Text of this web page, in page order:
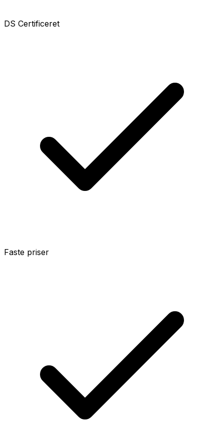
DS Certificeret
Faste priser